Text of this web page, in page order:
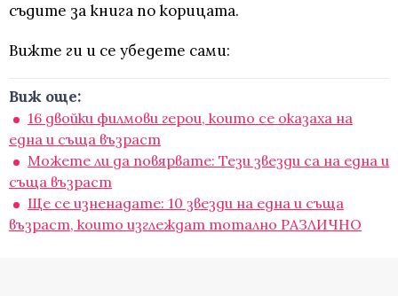
съдите за книга по корицата.
Вижте ги и се убедете сами:
Виж още:
16 двойки филмови герои, които се оказаха на
една и съща възраст
Можете ли да повярвате: Тези звезди са на една и
съща възраст
Ще се изненадате: 10 звезди на една и съща
възраст, които изглеждат тотално РАЗЛИЧНО